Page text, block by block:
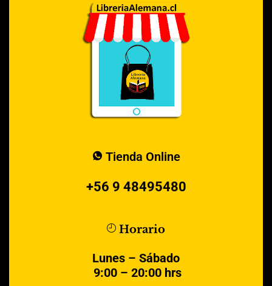
Tienda Online
+56 9 48495480
Horario
Lunes – Sábado
9:00 – 20:00 hrs